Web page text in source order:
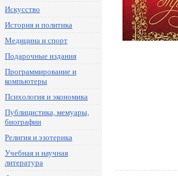
Искусство
История и политика
Медицина и спорт
Подарочные издания
Программирование и
компьютеры
Психология и экономика
Публицистика, мемуары,
биографии
Религия и эзотерика
Учебная и научная
литература